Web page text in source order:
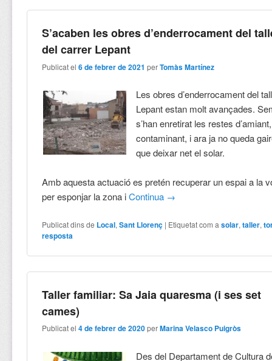
S’acaben les obres d’enderrocament del
del carrer Lepant
Publicat el6 de febrer de 2021 perTomàs Martínez
Les obres d’enderrocament del
Lepant estan molt avançades.
s’han enretirat les restes
contaminant, i ara ja no queda
que deixar net el solar.
Amb aquesta actuació es pretén recuperar un espai a la
per esponjar la zona iContinua →
Publicat dins de Local,Sant Llorenç | Etiquetat com a solar,taller,
resposta
Taller familiar: Sa Jaia quaresma (i ses set
cames)
Publicat el4 de febrer de 2020 perMarina Velasco Puigròs
Des del Departament de Cultura